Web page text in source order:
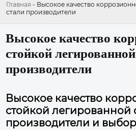
Главная - Высокое качество
стали производители
Высокое качество
стойкой
производители
Высокое качество
стойкой легированной
производители и выбор